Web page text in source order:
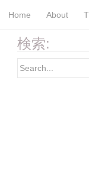
Home About
検索:
Search